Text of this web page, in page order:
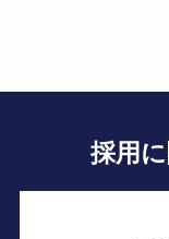
採用